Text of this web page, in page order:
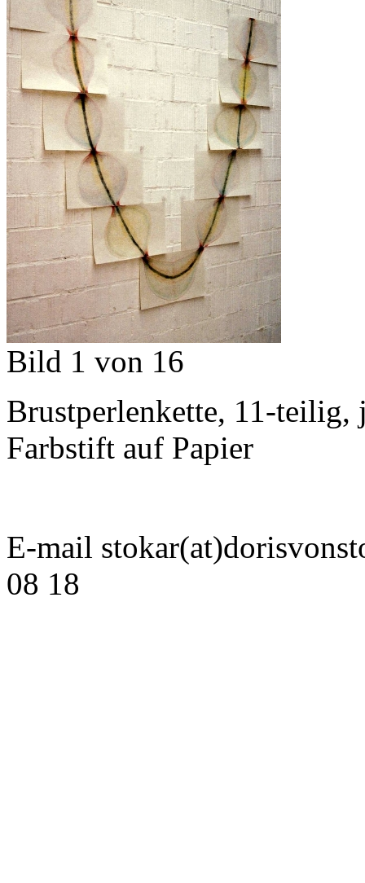
Bild 1 von 16
Brustperlenkette, 11-
Farbstift auf Papier
E-mail
08 18